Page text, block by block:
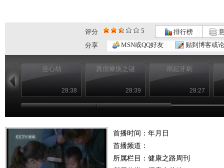
评分 5 排行榜
分享
MSN或QQ好友 贴到博客或
连心劫
28:38
真假瘫痪之谜
28:39
祸起牙刷
28:27
首播时间：年月日
首播频道：
所属栏目： 健康之路周刊